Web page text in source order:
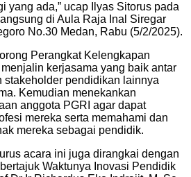
yang ada,” ucap Ilyas Sitorus pada
di Aula Raja Inal Siregar
No.30 Medan, Rabu (5/2/2025).
Perangkat Kelengkapan
kerjasama yang baik antar
stakeholder pendidikan lainnya
Kemudian menekankan
anggota PGRI agar dapat
mereka serta memahami dan
mereka sebagai pendidik.
acara ini juga dirangkai dengan
Waktunya Inovasi Pendidik